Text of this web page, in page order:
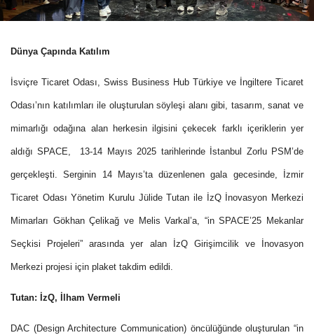
Dünya Çapında Katılım
İsviçre Ticaret Odası, Swiss Business Hub Türkiye ve İngiltere Ticaret
Odası’nın katılımları ile oluşturulan söyleşi alanı gibi, tasarım, sanat ve
mimarlığı odağına alan herkesin ilgisini çekecek farklı içeriklerin yer
aldığı SPACE, 13-14 Mayıs 2025 tarihlerinde İstanbul Zorlu PSM’de
gerçekleşti. Serginin 14 Mayıs’ta düzenlenen gala gecesinde, İzmir
Ticaret Odası Yönetim Kurulu Jülide Tutan ile İzQ İnovasyon Merkezi
Mimarları Gökhan Çelikağ ve Melis Varkal’a, “in SPACE’25 Mekanlar
Seçkisi Projeleri” arasında yer alan İzQ Girişimcilik ve İnovasyon
Merkezi projesi için plaket takdim edildi.
Tutan: İzQ, İlham Vermeli
DAC (Design Architecture Communication) öncülüğünde oluşturulan “in